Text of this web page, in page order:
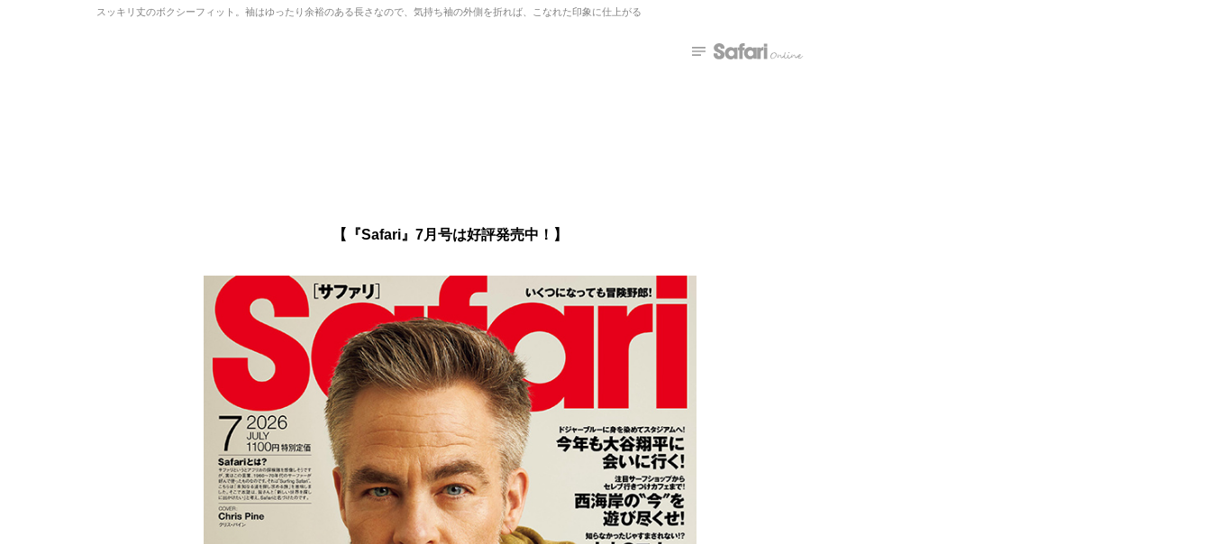
スッキリ丈のボクシーフィット。袖はゆったり余裕のある長さなので、気持ち袖の外側を折れば、こなれた印象に仕上がる
【『Safari』7月号は好評発売中！】